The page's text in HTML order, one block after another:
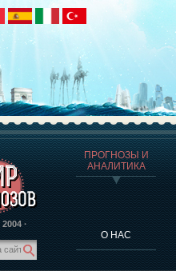
2004 ·
ПРОГНОЗЫ И
АНАЛИТИКА
О НАС
ЧЕЛОВЕКА
ЛИЧНОСТЕЙ
ВОЛИКОВА